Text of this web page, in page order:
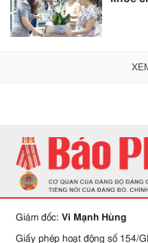
Giám đốc: Vi Mạnh Hùng
Giấy phép hoạt động số 154/